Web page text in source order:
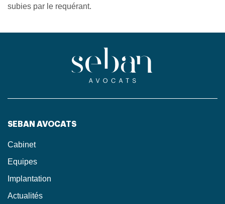
subies par le requérant.
SEBAN AVOCATS
Cabinet
Equipes
Implantation
Actualités